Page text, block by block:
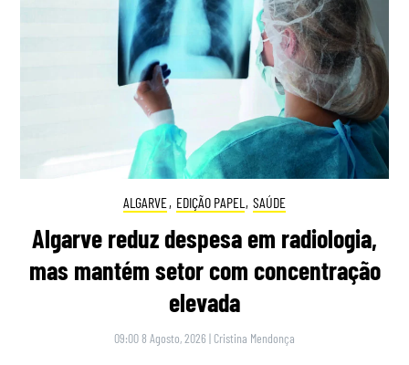
ALGARVE, EDIÇÃO PAPEL , SAÚDE
Algarve reduz despesa em radiologia,
mas mantém setor com concentração
elevada
09:00 8 Agosto, 2026 | Cristina Mendonça